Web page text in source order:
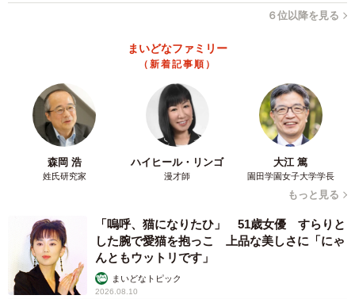
６位以降を見る
まいどなファミリー
（新着記事順）
森岡 浩
姓氏研究家
ハイヒール・リンゴ
漫才師
大江 篤
園田学園女子大学学長
もっと見る
「嗚呼、猫になりたひ」 51歳女優 すらりと
した腕で愛猫を抱っこ 上品な美しさに「にゃ
んともウットリです」
まいどなトピック
2026.08.10